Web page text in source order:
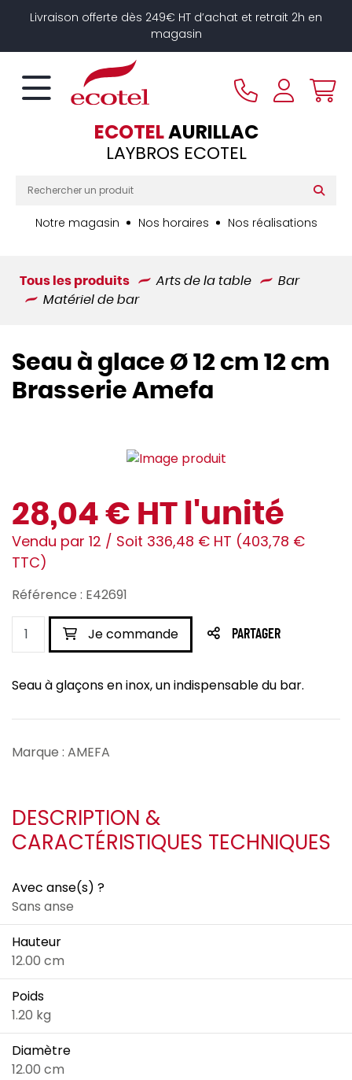
Livraison offerte dès 249€ HT d’achat et retrait 2h en
magasin
ECOTELAURILLAC
LAYBROS ECOTEL
Notre magasin Nos horaires Nos réalisations
Tous les produits Arts de la table
Bar
Matériel de bar
Seau à glace Ø 12 cm 12 cm
Brasserie Amefa
28,04 € HT l'unité
Vendu par 12 / Soit 336,48 € HT (403,78 €
TTC)
Référence : E42691
Je commande PARTAGER
Seau à glaçons en inox, un indispensable du bar.
Marque : AMEFA
DESCRIPTION &
CARACTÉRISTIQUES TECHNIQUES
Avec anse(s) ?
Sans anse
Hauteur
12.00 cm
Poids
1.20 kg
Diamètre
12.00 cm
Panneau de gestion des cookies